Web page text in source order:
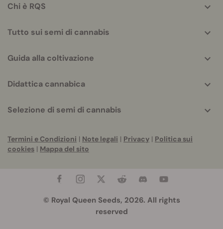
Chi è RQS
Tutto sui semi di cannabis
Guida alla coltivazione
Didattica cannabica
Selezione di semi di cannabis
Termini e Condizioni | Note legali | Privacy | Politica sui
cookies | Mappa del sito
© Royal Queen Seeds, 2026. All rights
reserved